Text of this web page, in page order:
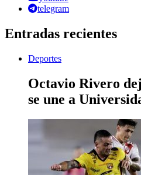
telegram
Entradas recientes
Deportes
Octavio Rivero
se une a